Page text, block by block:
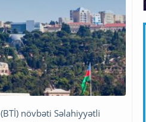
növbəti Səlahiyyətli